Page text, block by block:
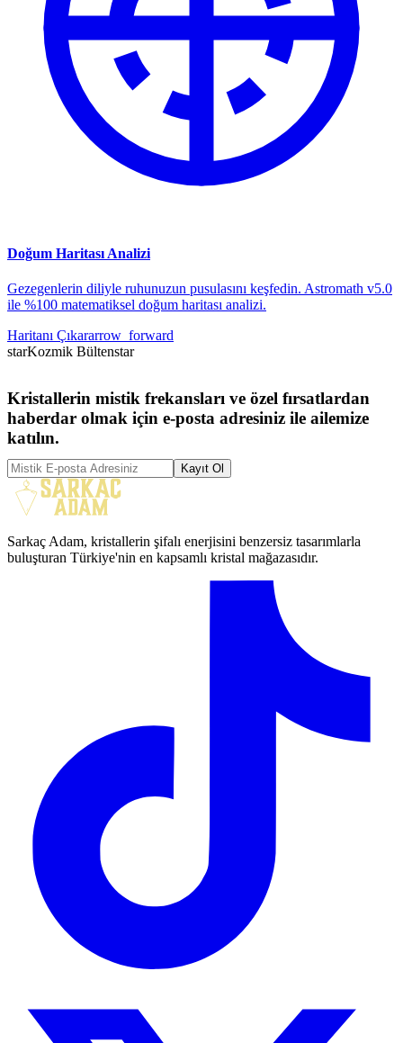
Doğum Haritası Analizi
Gezegenlerin diliyle ruhunuzun pusulasını keşfedin. Astromath v5.0
ile %100 matematiksel doğum haritası analizi.
Haritanı Çıkararrow_forward
starKozmik Bültenstar
Kristallerin mistik frekansları ve özel fırsatlardan
haberdar olmak için e-posta adresiniz ile ailemize
katılın.
Kayıt Ol
Sarkaç Adam, kristallerin şifalı enerjisini benzersiz tasarımlarla
buluşturan Türkiye'nin en kapsamlı kristal mağazasıdır.